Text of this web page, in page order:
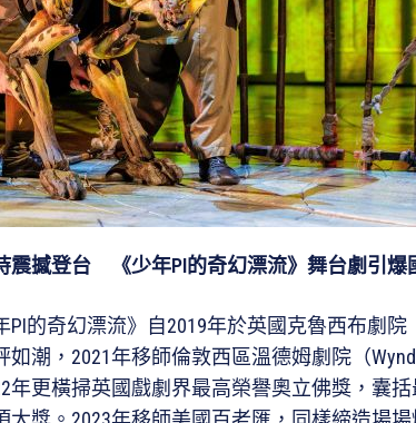
震撼登台 《少年PI的奇幻漂流》舞台劇引爆
的奇幻漂流》自2019年於英國克魯西布劇院
潮，2021年移師倫敦西區溫德姆劇院（
年更橫掃英國戲劇界最高榮譽奧立佛獎，囊